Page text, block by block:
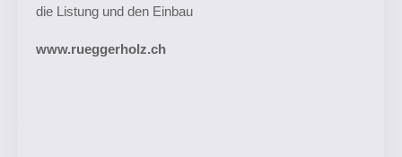
die Listung und den Einbau
www.rueggerholz.ch